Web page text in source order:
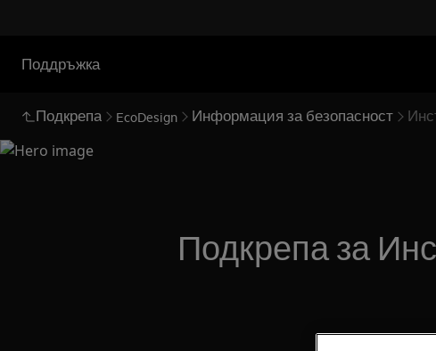
Поддръжка
Подкрепа EcoDesign Информация за безопасност
Подкрепа за